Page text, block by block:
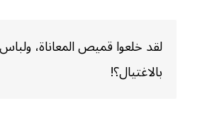
لقد خلعوا قميص المعاناة،
بالاغتيال؟!